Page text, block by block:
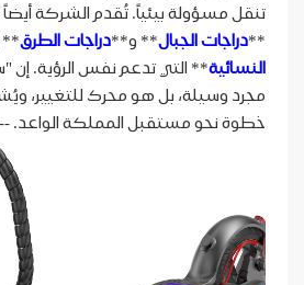
تنقل مسؤولة بيئياً. تُقدم الشركة
**دراجات الجبال** و**دراجات الطرق**
النسائية** التي تدعم نفس الرؤية. إن
مجرد وسيلة، بل هو محرك للتغيير،
خطوة نحو مستقبل المملكة الواعد.